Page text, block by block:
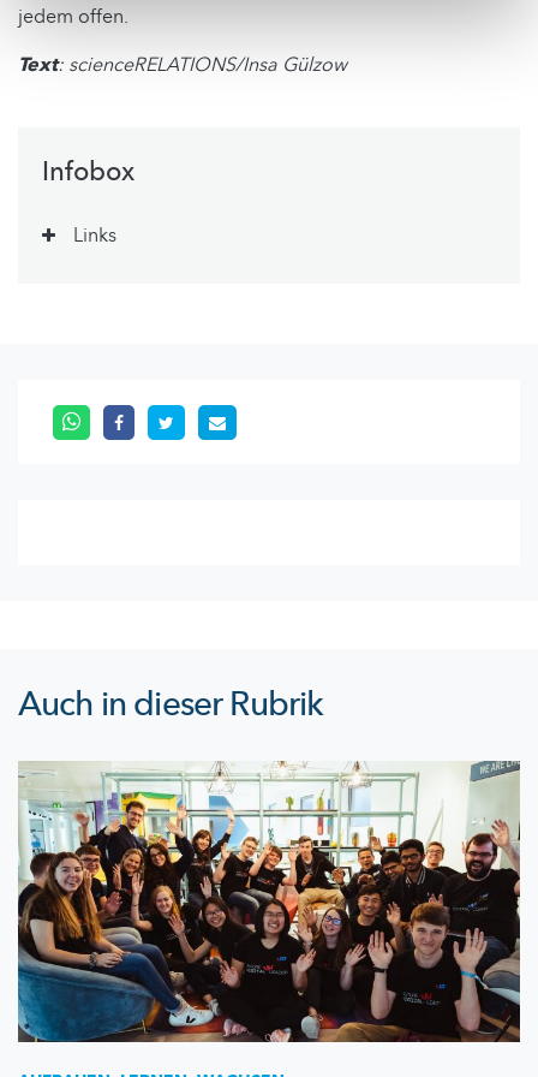
jedem offen.
Text: scienceRELATIONS/Insa Gülzow
Infobox
Links
Auch in dieser Rubrik